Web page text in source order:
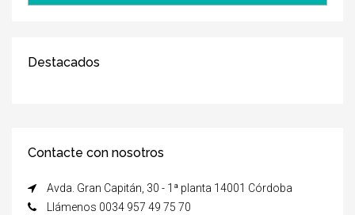
Destacados
Contacte con nosotros
Avda. Gran Capitán, 30 - 1ª planta 14001 Córdoba
Llámenos 0034 957 49 75 70